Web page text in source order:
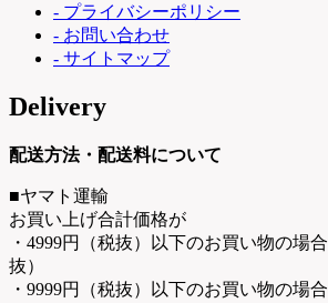
- プライバシーポリシー
- お問い合わせ
- サイトマップ
Delivery
配送方法・配送料について
■ヤマト運輸
お買い上げ合計価格が
・4999円（税抜）以下のお買い物の場
抜）
・9999円（税抜）以下のお買い物の場